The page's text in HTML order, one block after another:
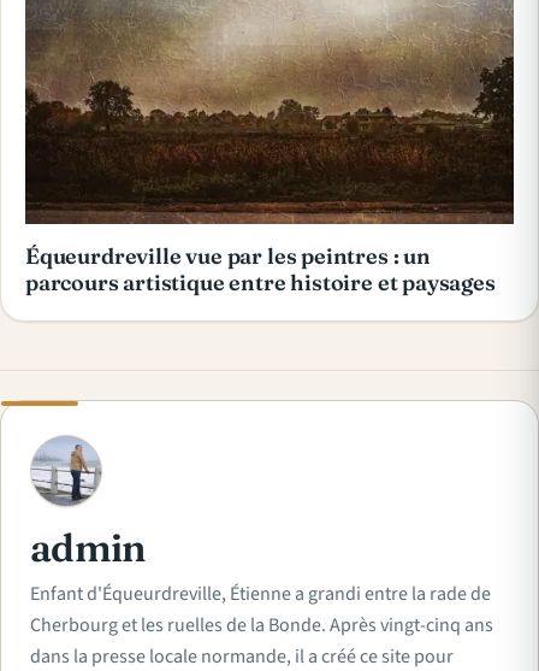
Équeurdreville vue par les peintres : un
parcours artistique entre histoire et paysages
A
admin
Enfant d'Équeurdreville, Étienne a grandi entre la rade de
Cherbourg et les ruelles de la Bonde. Après vingt-cinq ans
dans la presse locale normande, il a créé ce site pour